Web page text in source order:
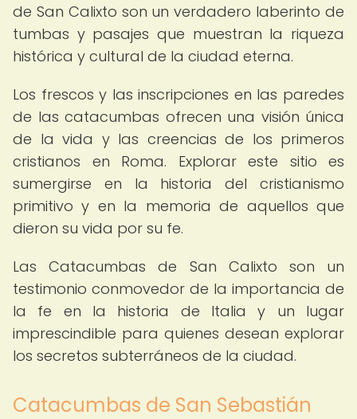
de San Calixto son un verdadero laberinto de
tumbas y pasajes que muestran la riqueza
histórica y cultural de la ciudad eterna.
Los frescos y las inscripciones en las paredes
de las catacumbas ofrecen una visión única
de la vida y las creencias de los primeros
cristianos en Roma. Explorar este sitio es
sumergirse en la historia del cristianismo
primitivo y en la memoria de aquellos que
dieron su vida por su fe.
Las Catacumbas de San Calixto son un
testimonio conmovedor de la importancia de
la fe en la historia de Italia y un lugar
imprescindible para quienes desean explorar
los secretos subterráneos de la ciudad.
Catacumbas de San Sebastián